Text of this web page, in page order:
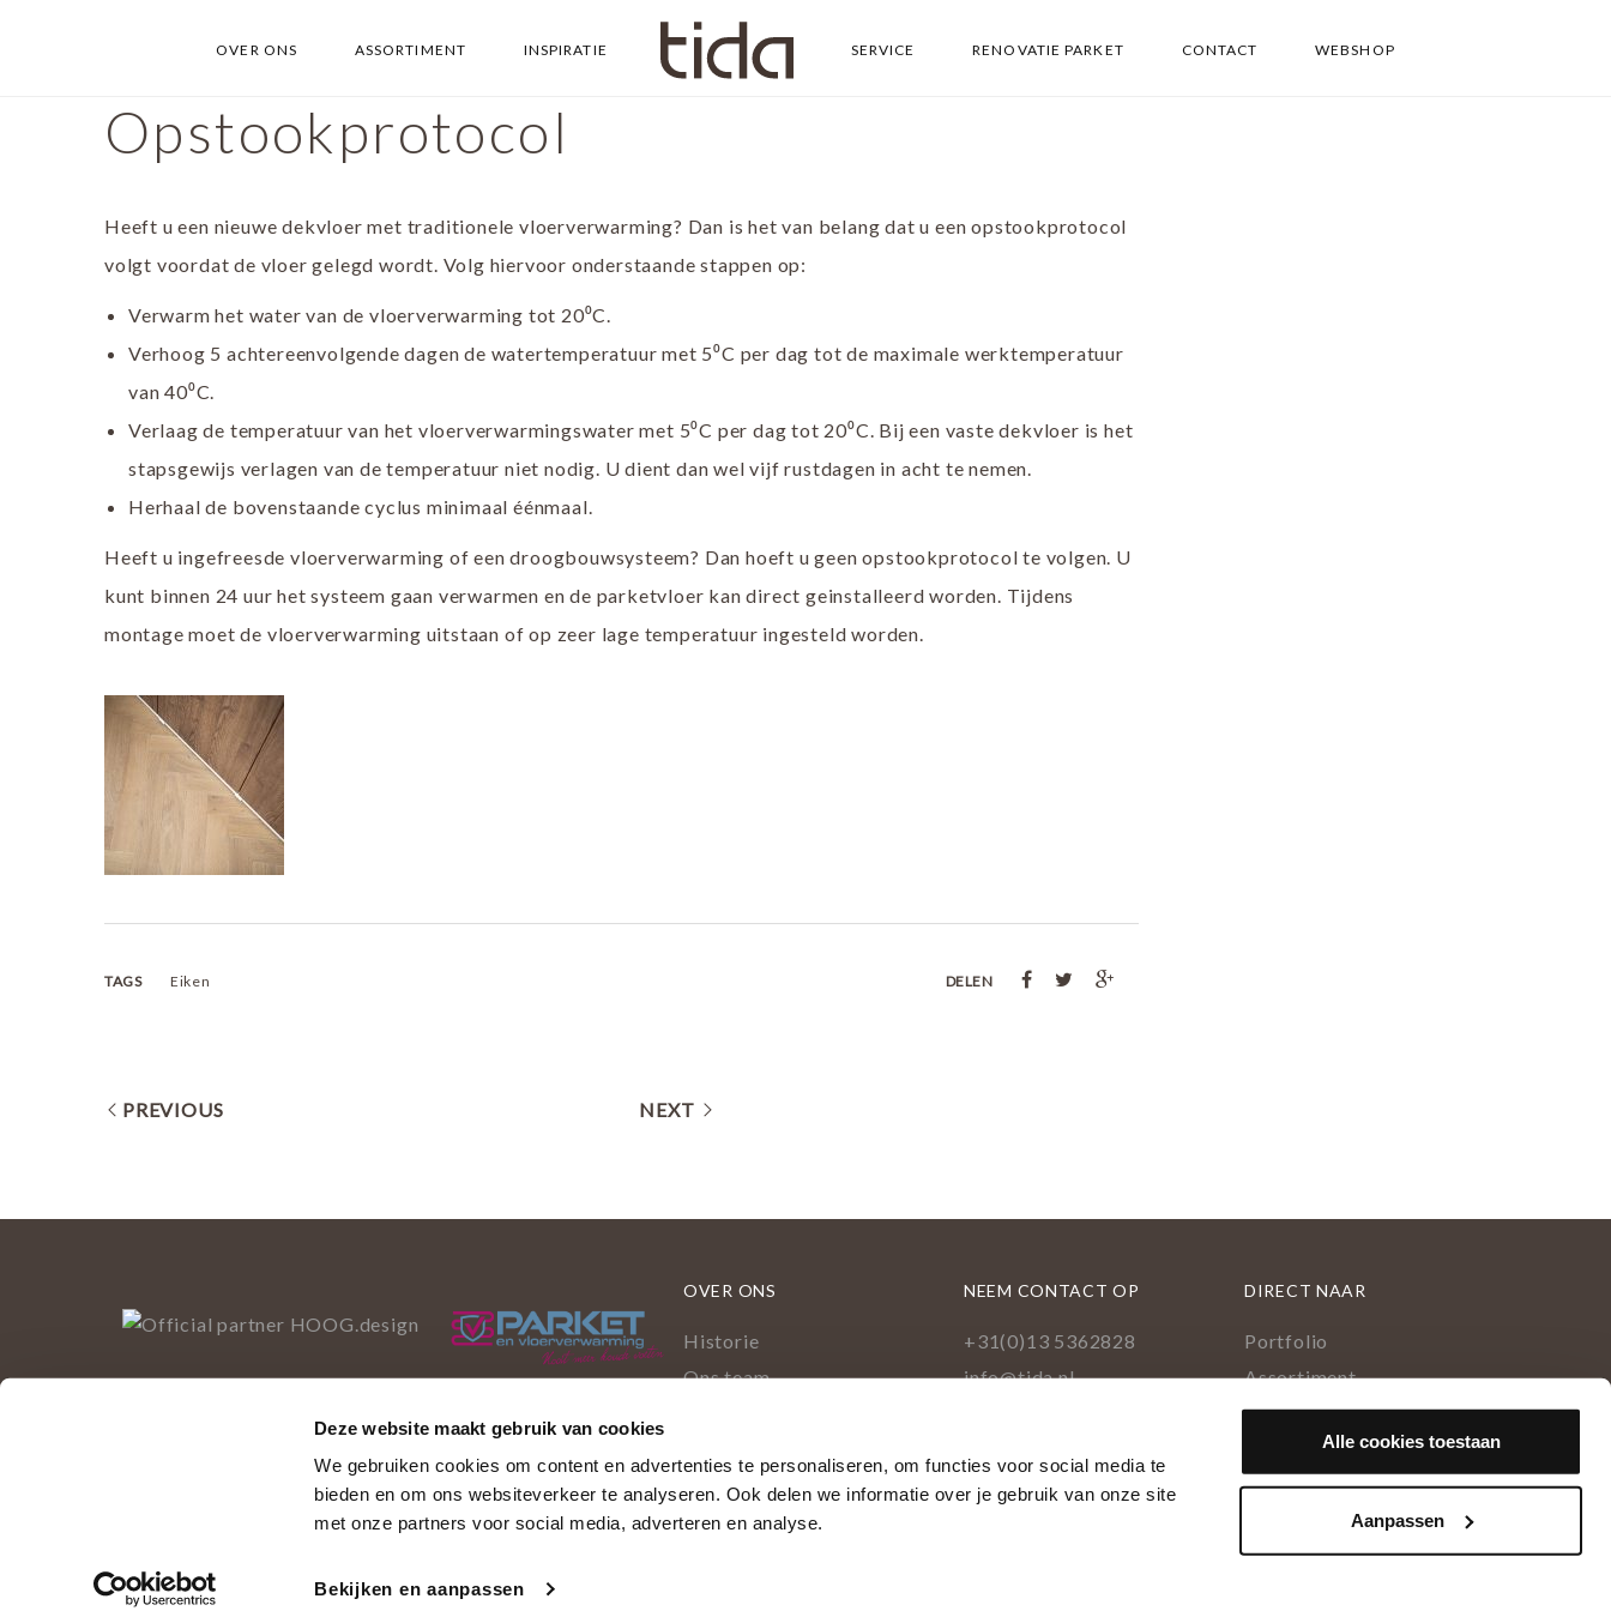
Deze website maakt gebruik van cookies
We gebruiken cookies om content en advertenties te personaliseren, om functies voor social media te
bieden en om ons websiteverkeer te analyseren. Ook delen we informatie over je gebruik van onze site
met onze partners voor social media, adverteren en analyse.
Bekijken en aanpassen
Alle cookies toestaan
Aanpassen
OVER ONS ASSORTIMENT INSPIRATIE SERVICE RENOVATIE PARKET CONTACT WEBSHOP
Opstookprotocol
Heeft u een nieuwe dekvloer met traditionele vloerverwarming? Dan is het van belang dat u een opstookprotocol
volgt voordat de vloer gelegd wordt. Volg hiervoor onderstaande stappen op:
Verwarm het water van de vloerverwarming tot 20⁰C.
Verhoog 5 achtereenvolgende dagen de watertemperatuur met 5⁰C per dag tot de maximale werktemperatuur
van 40⁰C.
Verlaag de temperatuur van het vloerverwarmingswater met 5⁰C per dag tot 20⁰C. Bij een vaste dekvloer is het
stapsgewijs verlagen van de temperatuur niet nodig. U dient dan wel vijf rustdagen in acht te nemen.
Herhaal de bovenstaande cyclus minimaal éénmaal.
Heeft u ingefreesde vloerverwarming of een droogbouwsysteem? Dan hoeft u geen opstookprotocol te volgen. U
kunt binnen 24 uur het systeem gaan verwarmen en de parketvloer kan direct geinstalleerd worden. Tijdens
montage moet de vloerverwarming uitstaan of op zeer lage temperatuur ingesteld worden.
TAGS Eiken DELEN
PREVIOUS NEXT
OVER ONS
Historie
Ons team
NEEM CONTACT OP
+31(0)13 5362828
info@tida.nl
Facebook
Pinterest
Instagram
LinkedIn
DIRECT NAAR
Portfolio
Assortiment
Onderhoud geoliede vloer
Houtsoorten
Populairste project 2023
© Copyright 2025. Ontwerp en realisatie:ZUID Creatives
Deze website gebruikt cookies
We gebruiken cookies om de inhoud van onze website te personaliseren en het verkeer te analyseren. Hieronder kan je aangeven
Privacy policy |Sluiten
Accepteer alle
Instellingen